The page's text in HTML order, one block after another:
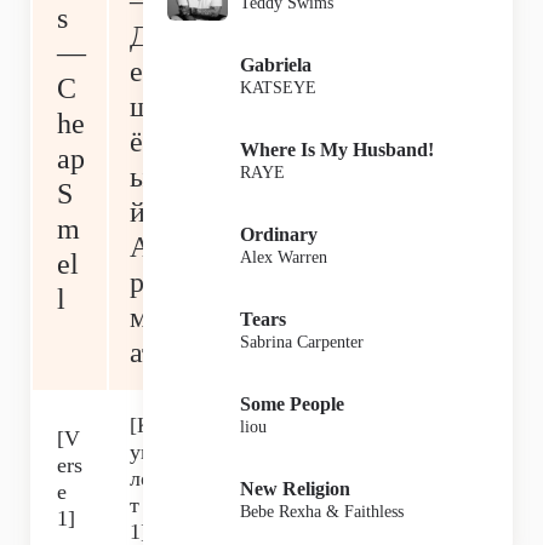
s
—
C
he
ap
S
m
el
l
Д
е
ш
ёв
ы
й
А
ро
м
ат
[V
ers
e
1]
[К
уп
ле
т
1]
Gabriela
KATSEYE
Where Is My Husband!
RAYE
Ordinary
Alex Warren
Tears
Sabrina Carpenter
Some People
liou
New Religion
Bebe Rexha & Faithless